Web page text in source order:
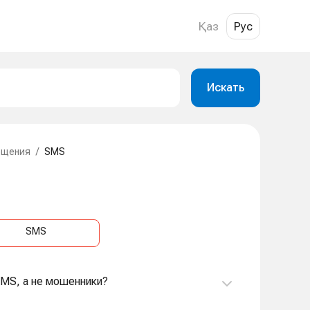
Қаз Рус
Искать
/ SMS
SMS
а не мошенники?